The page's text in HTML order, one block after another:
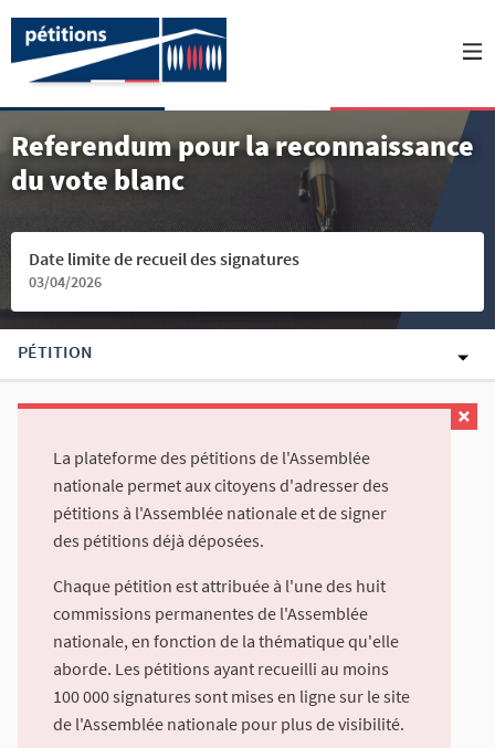
Referendum pour la reconnaissance
du vote blanc
Date limite de recueil des signatures
03/04/2026
PÉTITION
La plateforme des pétitions de l'Assemblée
nationale permet aux citoyens d'adresser des
pétitions à l'Assemblée nationale et de signer
des pétitions déjà déposées.
Chaque pétition est attribuée à l'une des huit
commissions permanentes de l'Assemblée
nationale, en fonction de la thématique qu'elle
aborde. Les pétitions ayant recueilli au moins
100 000 signatures sont mises en ligne sur le site
de l'Assemblée nationale pour plus de visibilité.